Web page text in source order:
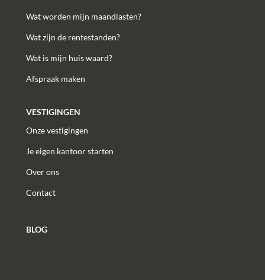
Wat worden mijn maandlasten?
Wat zijn de rentestanden?
Wat is mijn huis waard?
Afspraak maken
VESTIGINGEN
Onze vestigingen
Je eigen kantoor starten
Over ons
Contact
BLOG